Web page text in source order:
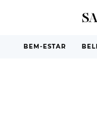
BEM-ESTAR